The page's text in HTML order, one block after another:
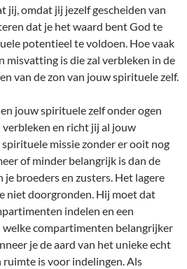
jij, omdat jij jezelf gescheiden van
dat je het waard bent God te
potentieel te voldoen. Hoe vaak
misvatting is die zal verbleken in de
van de zon van jouw spirituele zelf.
jouw spirituele zelf onder ogen
verbleken en richt jij al jouw
missie zonder er ooit nog
of minder belangrijk is dan de
je broeders en zusters. Het lagere
niet doorgronden. Hij moet dat
indelen en een
welke compartimenten belangrijker
je de aard van het unieke echt
ruimte is voor indelingen. Als